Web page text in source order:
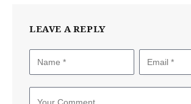
LEAVE A REPLY